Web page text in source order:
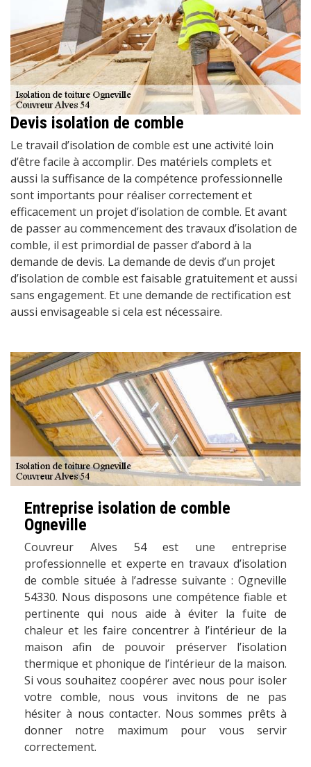
Devis isolation de comble
Le travail d’isolation de comble est une activité loin
d’être facile à accomplir. Des matériels complets et
aussi la suffisance de la compétence professionnelle
sont importants pour réaliser correctement et
efficacement un projet d’isolation de comble. Et avant
de passer au commencement des travaux d’isolation de
comble, il est primordial de passer d’abord à la
demande de devis. La demande de devis d’un projet
d’isolation de comble est faisable gratuitement et aussi
sans engagement. Et une demande de rectification est
aussi envisageable si cela est nécessaire.
Entreprise isolation de comble
Ogneville
Couvreur Alves 54 est une entreprise
professionnelle et experte en travaux d’isolation
de comble située à l’adresse suivante : Ogneville
54330. Nous disposons une compétence fiable et
pertinente qui nous aide à éviter la fuite de
chaleur et les faire concentrer à l’intérieur de la
maison afin de pouvoir préserver l’isolation
thermique et phonique de l’intérieur de la maison.
Si vous souhaitez coopérer avec nous pour isoler
votre comble, nous vous invitons de ne pas
hésiter à nous contacter. Nous sommes prêts à
donner notre maximum pour vous servir
correctement.